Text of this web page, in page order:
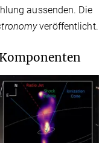
aussenden. Die
veröffentlicht.